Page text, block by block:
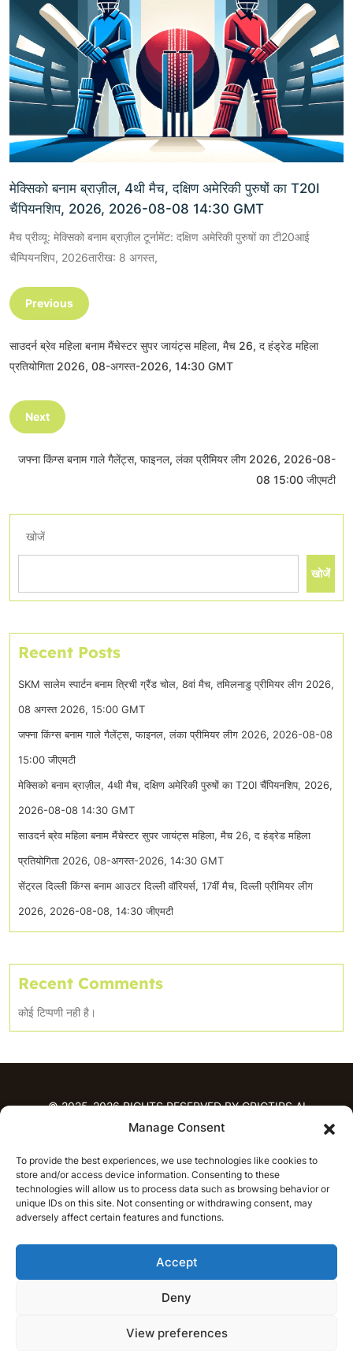
Manage Consent
To provide the best experiences, we use technologies like cookies to
store and/or access device information. Consenting to these
technologies will allow us to process data such as browsing behavior or
unique IDs on this site. Not consenting or withdrawing consent, may
adversely affect certain features and functions.
Accept
Deny
View preferences
मेक्सिको बनाम ब्राज़ील, 4थी मैच, दक्षिण अमेरिकी पुरुषों का T20I
चैंपियनशिप, 2026, 2026-08-08 14:30 GMT
मैच प्रीव्यू: मेक्सिको बनाम ब्राज़ील टूर्नामेंट: दक्षिण अमेरिकी पुरुषों का टी20आई
चैम्पियनशिप, 2026तारीख: 8 अगस्त,
Previous
साउदर्न ब्रेव महिला बनाम मैंचेस्टर सुपर जायंट्स महिला, मैच 26, द हंड्रेड महिला
प्रतियोगिता 2026, 08-अगस्त-2026, 14:30 GMT
Next
जफ्ना किंग्स बनाम गाले गैलेंट्स, फाइनल, लंका प्रीमियर लीग 2026, 2026-08-
08 15:00 जीएमटी
खोजें
खोजें
Recent Posts
SKM सालेम स्पार्टन बनाम त्रिची ग्रैंड चोल, 8वां मैच, तमिलनाडु प्रीमियर लीग 2026,
08 अगस्त 2026, 15:00 GMT
जफ्ना किंग्स बनाम गाले गैलेंट्स, फाइनल, लंका प्रीमियर लीग 2026, 2026-08-08
15:00 जीएमटी
मेक्सिको बनाम ब्राज़ील, 4थी मैच, दक्षिण अमेरिकी पुरुषों का T20I चैंपियनशिप, 2026,
2026-08-08 14:30 GMT
साउदर्न ब्रेव महिला बनाम मैंचेस्टर सुपर जायंट्स महिला, मैच 26, द हंड्रेड महिला
प्रतियोगिता 2026, 08-अगस्त-2026, 14:30 GMT
सेंट्रल दिल्ली किंग्स बनाम आउटर दिल्ली वॉरियर्स, 17वीं मैच, दिल्ली प्रीमियर लीग
2026, 2026-08-08, 14:30 जीएमटी
Recent Comments
कोई टिप्पणी नही है।
© 2025-2026 RIGHTS RESERVED BY CRICTIPS.AI
भविष्यवाणियाँ
आईपीएल भविष्यवाणियाँ
टी20 लीग भविष्यवाणियाँ
महिला क्रिकेट
नवीनतम क्रिकेट भविष्यवाणियाँ
भविष्यवाणी विश्लेषण
समाचार
आईपीएल समाचार
English